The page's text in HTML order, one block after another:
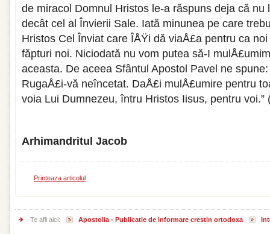
de miracol Domnul Hristos le-a răspuns deja că nu
decât cel al Învierii Sale. Iată minunea pe care
Hristos Cel Înviat care ÎÅŸi dă viaÅ£a pentru ca
făpturi noi. Niciodată nu vom putea să-I
aceasta. De aceea Sfântul Apostol Pavel ne
RugaÅ£i-vă neîncetat. DaÅ£i mulÅ£umire pentru
voia Lui Dumnezeu, întru Hristos Iisus, pentru
Arhimandritul Jacob
Printeaza articolul
Te afli aici: Apostolia - Publicatie de informare crestin ortodoxa